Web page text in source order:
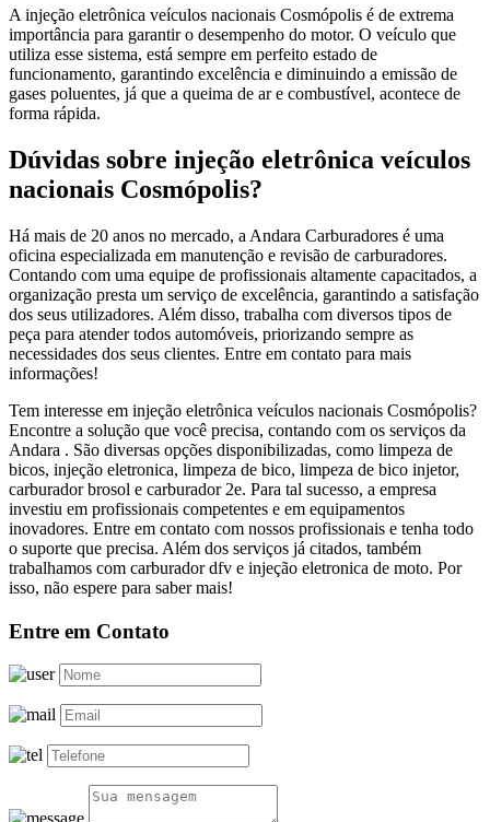
A injeção eletrônica veículos nacionais Cosmópolis é de extrema
importância para garantir o desempenho do motor. O veículo que
utiliza esse sistema, está sempre em perfeito estado de
funcionamento, garantindo excelência e diminuindo a emissão de
gases poluentes, já que a queima de ar e combustível, acontece de
forma rápida.
Dúvidas sobre injeção eletrônica veículos
nacionais Cosmópolis?
Há mais de 20 anos no mercado, a Andara Carburadores é uma
oficina especializada em manutenção e revisão de carburadores.
Contando com uma equipe de profissionais altamente capacitados, a
organização presta um serviço de excelência, garantindo a satisfação
dos seus utilizadores. Além disso, trabalha com diversos tipos de
peça para atender todos automóveis, priorizando sempre as
necessidades dos seus clientes. Entre em contato para mais
informações!
Tem interesse em injeção eletrônica veículos nacionais Cosmópolis?
Encontre a solução que você precisa, contando com os serviços da
Andara . São diversas opções disponibilizadas, como limpeza de
bicos, injeção eletronica, limpeza de bico, limpeza de bico injetor,
carburador brosol e carburador 2e. Para tal sucesso, a empresa
investiu em profissionais competentes e em equipamentos
inovadores. Entre em contato com nossos profissionais e tenha todo
o suporte que precisa. Além dos serviços já citados, também
trabalhamos com carburador dfv e injeção eletronica de moto. Por
isso, não espere para saber mais!
Entre em Contato